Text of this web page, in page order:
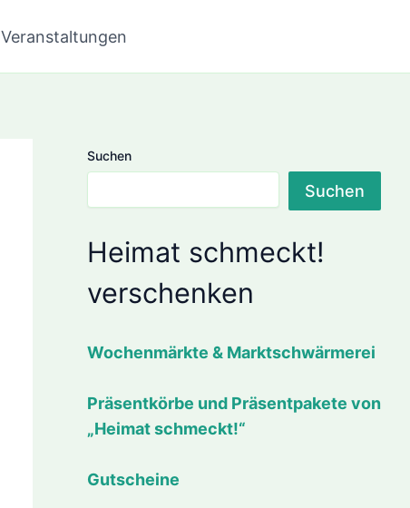
Veranstaltungen
Suchen
Suchen
Heimat schmeckt!
verschenken
Wochenmärkte & Marktschwärmerei
Präsentkörbe und Präsentpakete von
„Heimat schmeckt!“
Gutscheine